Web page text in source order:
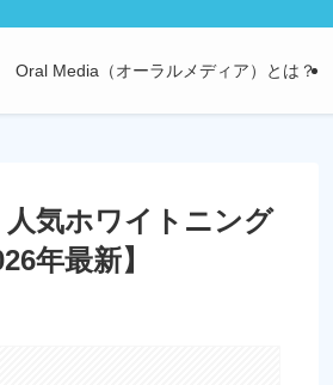
Oral Media（オーラルメディア）とは？
気ホワイトニング
年最新】